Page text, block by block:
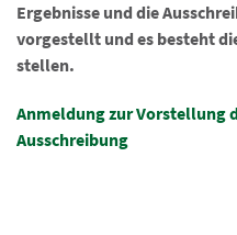
Ergebnisse und die
vorgestellt und es besteht
stellen.
Anmeldung zur Vorstellung
Ausschreibung